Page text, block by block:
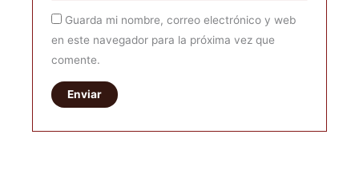
Guarda mi nombre, correo electrónico y web
en este navegador para la próxima vez que
comente.